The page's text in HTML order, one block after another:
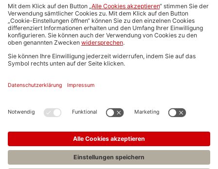
Produktübersicht
ALLGEMEIN
FAQs
Impressum
Stellenangebote C.H.BECK